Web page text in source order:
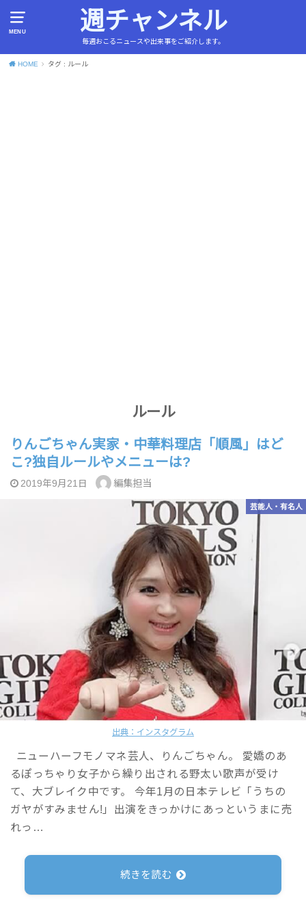
MENU 週チャンネル
毎週おこるニュースや出来事をご紹介します。
HOME タグ : ルール
ルール
りんごちゃん実家・中華料理店「順風」はど
こ?独自ルールやメニューは?
2019年9月21日 編集担当
出典：インスタグラム
芸能人・有名人
ニューハーフモノマネ芸人、りんごちゃん。 愛嬌のあ
るぽっちゃり女子から繰り出される野太い歌声が受け
て、大ブレイク中です。 今年1月の日本テレビ「うちの
ガヤがすみません!」出演をきっかけにあっというまに売
れっ…
続きを読む